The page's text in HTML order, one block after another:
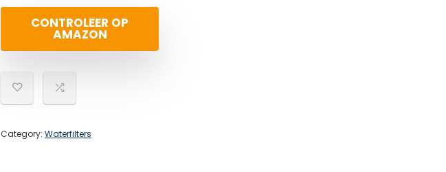
CONTROLEER OP
AMAZON
Category: Waterfilters